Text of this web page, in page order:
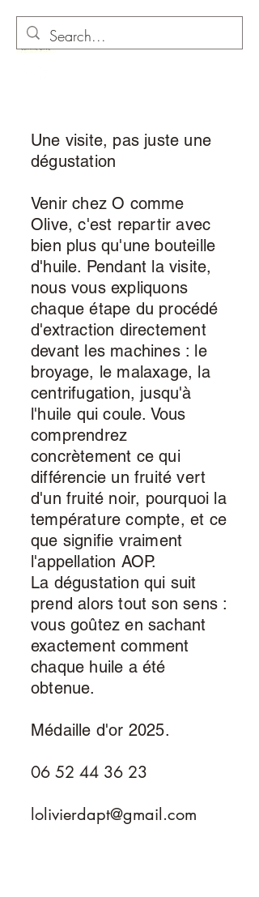
O as in Olive
Une visite, pas juste une
dégustation
Venir chez O comme
Olive, c'est repartir avec
bien plus qu'une bouteille
d'huile. Pendant la visite,
nous vous expliquons
chaque étape du procédé
d'extraction directement
devant les machines : le
broyage, le malaxage, la
centrifugation, jusqu'à
l'huile qui coule. Vous
comprendrez
concrètement ce qui
différencie un fruité vert
d'un fruité noir, pourquoi la
température compte, et ce
que signifie vraiment
l'appellation AOP.
La dégustation qui suit
prend alors tout son sens :
vous goûtez en sachant
exactement comment
chaque huile a été
obtenue.
Médaille d'or 2025.
06 52 44 36 23
lolivierdapt@gmail.com